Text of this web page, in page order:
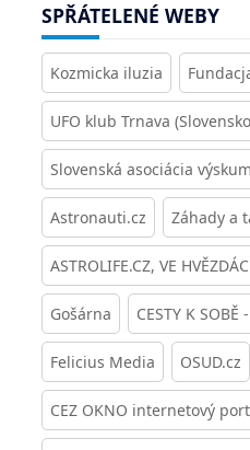
SPŘÁTELENÉ WEBY
Kozmicka iluzia
UFO klub Trnava
Slovenská asociácia
Astronauti.cz Záhady a
ASTROLIFE.CZ, VE
Gošárna CESTY K
Felicius Media OSUD.cz
CEZ OKNO internetový